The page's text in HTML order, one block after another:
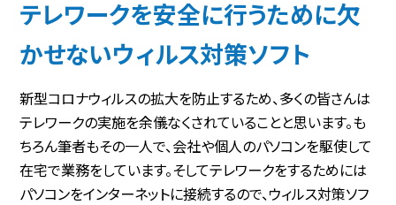
テレワークを安全に行うために欠
かせないウィルス対策ソフト
新型コロナウィルスの拡大を防止するため、多くの皆さんは
テレワークの実施を余儀なくされていることと思います。も
ちろん筆者もその一人で、会社や個人のパソコンを駆使して
在宅で業務をしています。そしてテレワークをするためには
パソコンをインターネットに接続するので、ウィルス対策ソフ